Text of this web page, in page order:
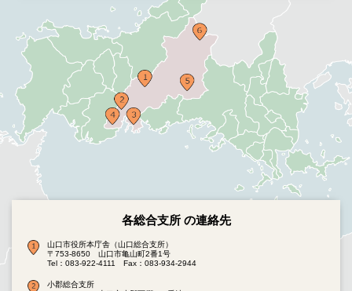
各総合支所 の連絡先
山口市役所本庁舎（山口総合支所）
〒753-8650 山口市亀山町2番1号
Tel：083-922-4111
Fax：083-934-2944
小郡総合支所